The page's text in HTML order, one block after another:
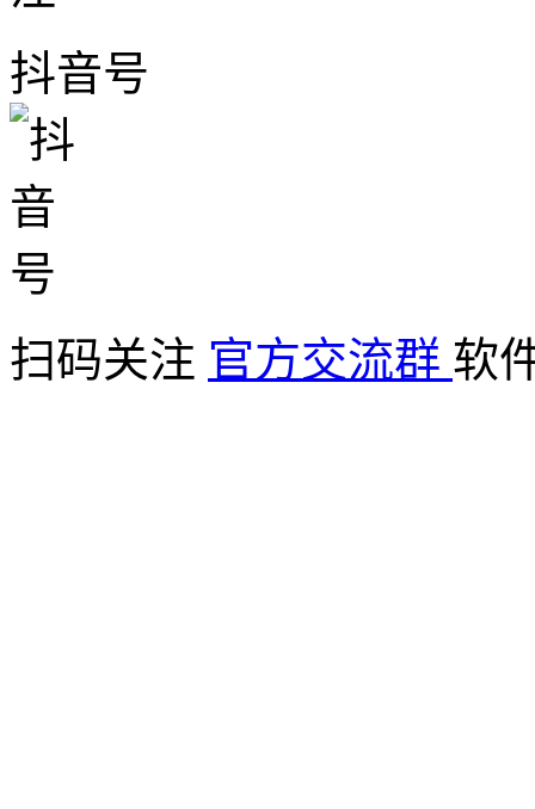
抖音号
扫码关注 官方交流群 软